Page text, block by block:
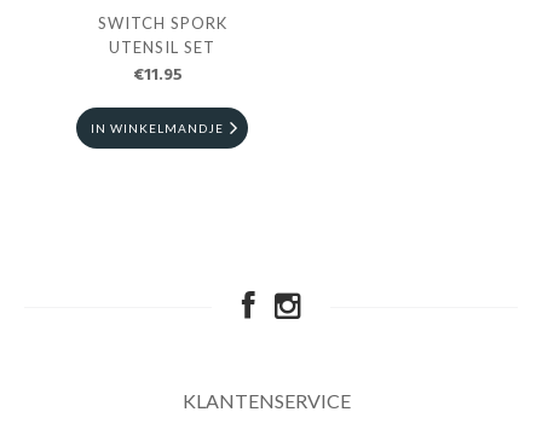
SWITCH SPORK
UTENSIL SET
€11.95
IN WINKELMANDJE
KLANTENSERVICE